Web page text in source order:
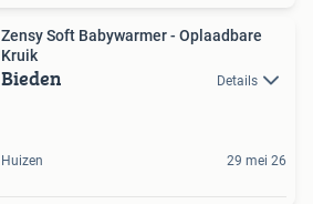
Zensy Soft Babywarmer - Oplaadbare
Kruik
Bieden Details
Huizen 29 mei 26